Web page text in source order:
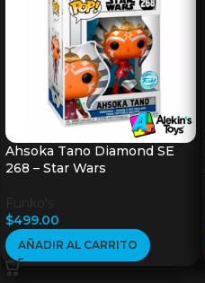
Ahsoka Tano Diamond SE
268 – Star Wars
Funko's
$499.00
AÑADIR AL CARRITO